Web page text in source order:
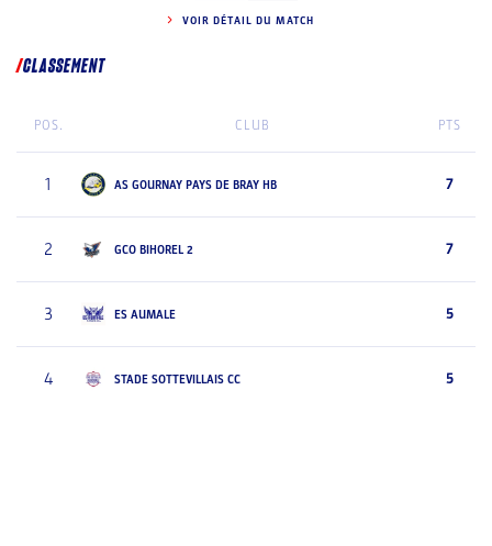
VOIR DÉTAIL DU MATCH
CLASSEMENT
POS. CLUB PTS
1 AS GOURNAY PAYS DE BRAY HB 7
2 GCO BIHOREL 2 7
3 ES AUMALE 5
4 STADE SOTTEVILLAIS CC 5